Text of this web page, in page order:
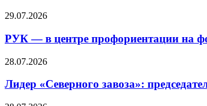
29.07.2026
РУК — в центре профориентации на
28.07.2026
Лидер «Северного завоза»: